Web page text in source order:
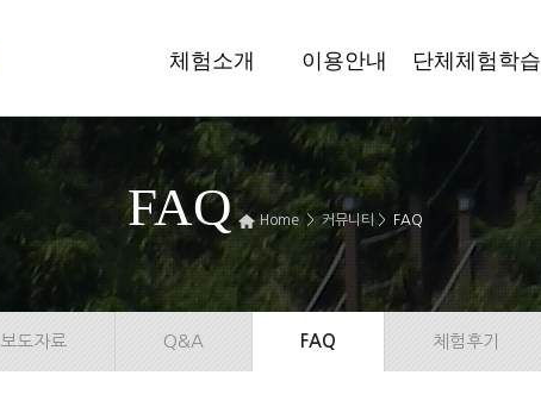
체험소개 이용안내 단체체험학습
FAQ Home > 커뮤니티 > FAQ
보도자료 Q&A FAQ 체험후기